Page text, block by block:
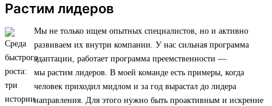
Растим лидеров
Мы не только ищем опытных специалистов, но и активно
развиваем их внутри компании. У нас сильная программа
адаптации, работает программа преемственности —
мы растим лидеров. В моей команде есть примеры, когда
человек приходил мидлом и за год вырастал до лидера
направления. Для этого нужно быть проактивным и искренне